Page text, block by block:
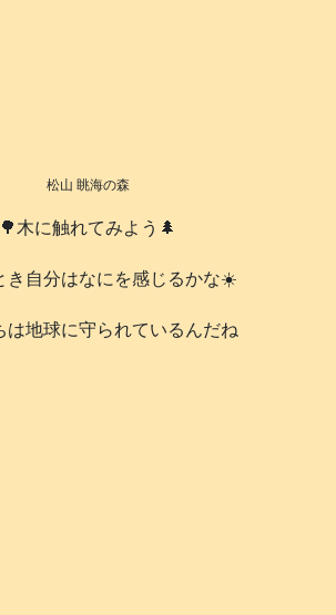
松山 眺海の森
🌳木に触れてみよう🌲
き自分はなにを感じるかな☀️
は地球に守られているんだね